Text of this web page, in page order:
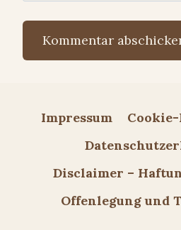
Impressum
Disclaimer –
Offenlegung und